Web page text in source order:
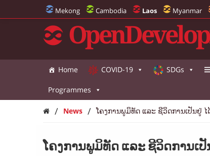
Mekong Cambodia Laos Myanmar
Home COVID-19 SDGs
Programmes
/ News / ໂຄງການພູມິທັດ ແລະ ຊີວິດການເປັນຢູ່
ໂຄງການພູມິທັດ ແລະ ຊີວິດການເ